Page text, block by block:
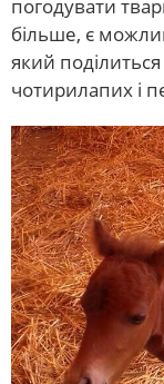
погодувати
більше, є
який
чотирилапих і